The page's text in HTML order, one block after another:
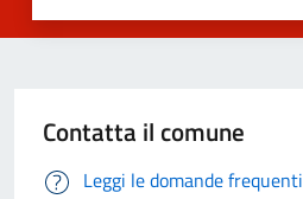
Contatta il comune
Leggi le domande frequenti